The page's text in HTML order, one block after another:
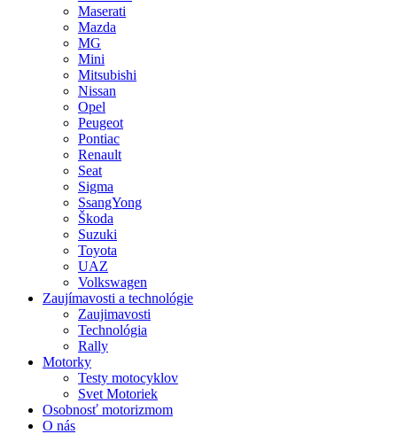
Maserati
Mazda
MG
Mini
Mitsubishi
Nissan
Opel
Peugeot
Pontiac
Renault
Seat
Sigma
SsangYong
Škoda
Suzuki
Toyota
UAZ
Volkswagen
Zaujímavosti a technológie
Zaujimavosti
Technológia
Rally
Motorky
Testy motocyklov
Svet Motoriek
Osobnosť motorizmom
O nás